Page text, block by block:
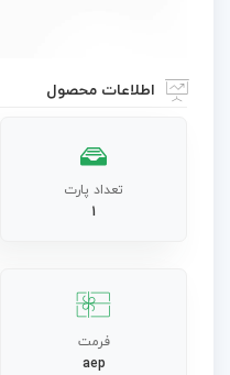
اطلاعات محصول
تعداد پارت
1
فرمت
aep